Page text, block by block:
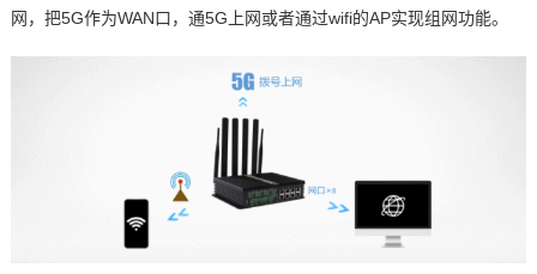
网，把5G作为WAN口，通5G上网或者通过wifi的AP实现组网功能。